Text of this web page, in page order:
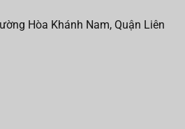
Hòa Khánh Nam, Quận Liên